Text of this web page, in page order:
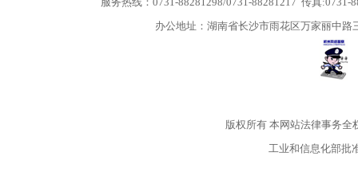
办公地址：湖南省长沙市雨花区万家丽中
版权所有本网站法律事务全
工业和信息化部批